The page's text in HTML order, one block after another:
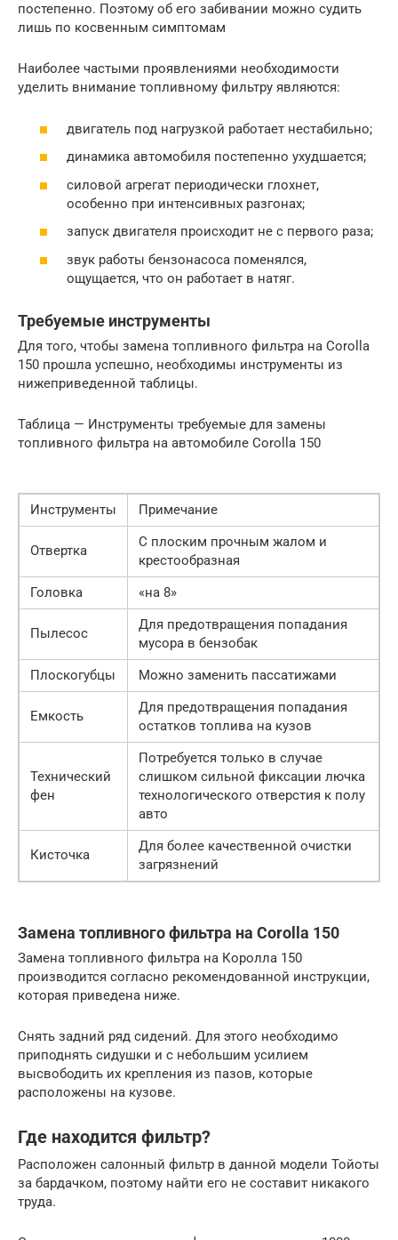
постепенно. Поэтому об его забивании можно судить
лишь по косвенным симптомам
Наиболее частыми проявлениями необходимости
уделить внимание топливному фильтру являются:
двигатель под нагрузкой работает нестабильно;
динамика автомобиля постепенно ухудшается;
силовой агрегат периодически глохнет,
особенно при интенсивных разгонах;
запуск двигателя происходит не с первого раза;
звук работы бензонасоса поменялся,
ощущается, что он работает в натяг.
Требуемые инструменты
Для того, чтобы замена топливного фильтра на Corolla
150 прошла успешно, необходимы инструменты из
нижеприведенной таблицы.
Таблица — Инструменты требуемые для замены
топливного фильтра на автомобиле Corolla 150
Инструменты Примечание
Отвертка
С плоским прочным жалом и
крестообразная
Головка
«на 8»
Пылесос
Для предотвращения попадания
мусора в бензобак
Плоскогубцы
Можно заменить пассатижами
Емкость
Для предотвращения попадания
остатков топлива на кузов
Технический
фен
Потребуется только в случае
слишком сильной фиксации лючка
технологического отверстия к полу
авто
Кисточка
Для более качественной очистки
загрязнений
Замена топливного фильтра на Corolla 150
Замена топливного фильтра на Королла 150
производится согласно рекомендованной инструкции,
которая приведена ниже.
Снять задний ряд сидений. Для этого необходимо
приподнять сидушки и с небольшим усилием
высвободить их крепления из пазов, которые
расположены на кузове.
Где находится фильтр?
Расположен салонный фильтр в данной модели Тойоты
за бардачком, поэтому найти его не составит никакого
труда.